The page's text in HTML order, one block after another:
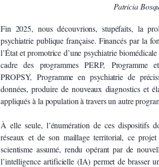
Patricia
Fin 2025, nous découvrions, stupéfaits, la
psychiatrie publique française. Financés par la
l’État et promotrice d’une psychiatrie
cadre des programmes PERP, Programme
PROPSY, Programme en psychiatrie de
données, produire de nouveaux diagnostics et
appliqués à la population à travers un autre
À elle seule, l’énumération de ces dispositifs
réseaux et de son maillage territorial, ce
scientisme assumé, rendu opérant par de
l’intelligence artificielle (IA) permet de brasser